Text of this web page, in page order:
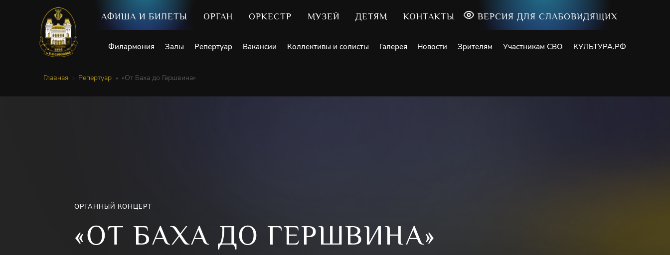
АФИША И БИЛЕТЫ ОРГАН ОРКЕСТР МУЗЕЙ ДЕТЯМ КОНТАКТЫ ВЕРСИЯ ДЛЯ СЛАБОВИДЯЩИХ
Филармония Залы Репертуар Вакансии Коллективы и солисты Галерея Новости Зрителям Участникам СВО КУЛЬТУРА.РФ
Главная Репертуар «От Баха до Гершвина»
ОРГАННЫЙ КОНЦЕРТ
«ОТ БАХА ДО ГЕРШВИНА»